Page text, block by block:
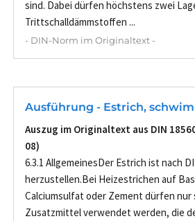
sind. Dabei dürfen höchstens zwei
Trittschalldämmstoffen ...
- DIN-Norm im Originaltext -
Ausführung - Estrich,
Auszug im Originaltext aus DIN
08)
6.3.1 AllgemeinesDer Estrich ist nach
herzustellen.Bei Heizestrichen auf
Calciumsulfat oder Zement dürfen nur
Zusatzmittel verwendet werden, die